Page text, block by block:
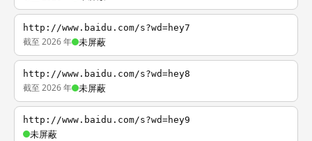
http://www.baidu.com/s?wd=hey7
截至 2026 年 未屏蔽
http://www.baidu.com/s?wd=hey8
截至 2026 年 未屏蔽
http://www.baidu.com/s?wd=hey9
未屏蔽